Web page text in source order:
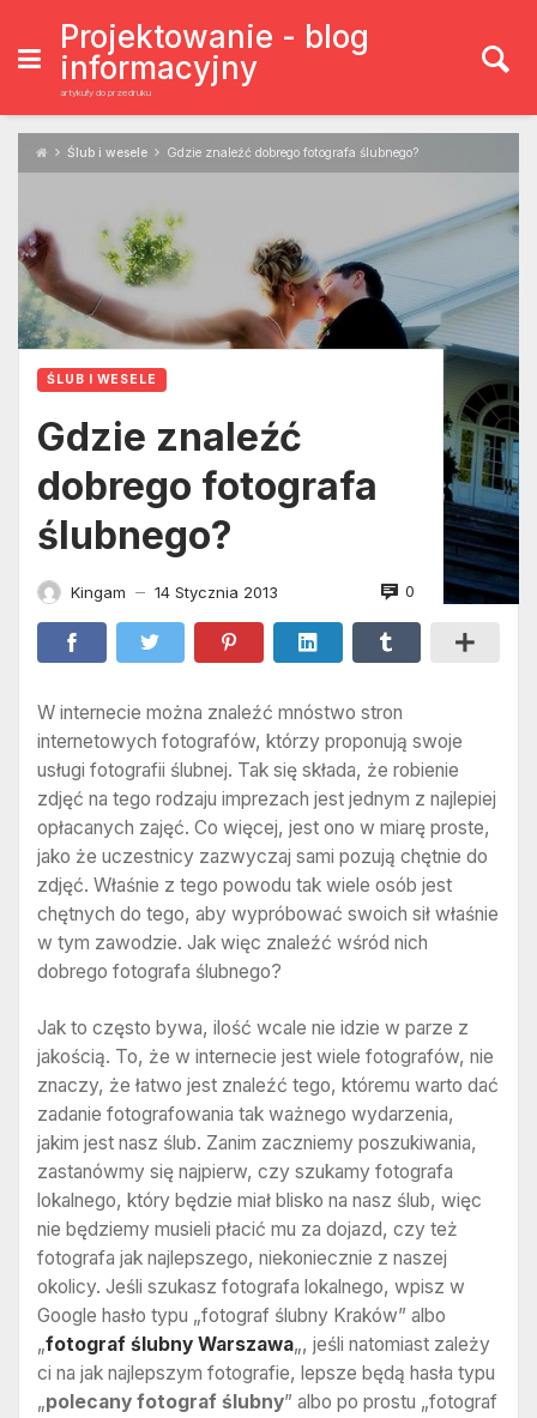
content
Projektowanie - blog
informacyjny
artykuły do przedruku
Ślub i wesele Gdzie znaleźć dobrego fotografa ślubnego?
ŚLUB I WESELE
Gdzie znaleźć
dobrego fotografa
ślubnego?
Kingam — 14 Stycznia 2013 0
W internecie można znaleźć mnóstwo stron
internetowych fotografów, którzy proponują swoje
usługi fotografii ślubnej. Tak się składa, że robienie
zdjęć na tego rodzaju imprezach jest jednym z najlepiej
opłacanych zajęć. Co więcej, jest ono w miarę proste,
jako że uczestnicy zazwyczaj sami pozują chętnie do
zdjęć. Właśnie z tego powodu tak wiele osób jest
chętnych do tego, aby wypróbować swoich sił właśnie
w tym zawodzie. Jak więc znaleźć wśród nich
dobrego fotografa ślubnego?
Jak to często bywa, ilość wcale nie idzie w parze z
jakością. To, że w internecie jest wiele fotografów, nie
znaczy, że łatwo jest znaleźć tego, któremu warto dać
zadanie fotografowania tak ważnego wydarzenia,
jakim jest nasz ślub. Zanim zaczniemy poszukiwania,
zastanówmy się najpierw, czy szukamy fotografa
lokalnego, który będzie miał blisko na nasz ślub, więc
nie będziemy musieli płacić mu za dojazd, czy też
fotografa jak najlepszego, niekoniecznie z naszej
okolicy. Jeśli szukasz fotografa lokalnego, wpisz w
Google hasło typu „fotograf ślubny Kraków” albo
„fotograf ślubny Warszawa„, jeśli natomiast zależy
ci na jak najlepszym fotografie, lepsze będą hasła typu
„polecany fotograf ślubny” albo po prostu „fotograf